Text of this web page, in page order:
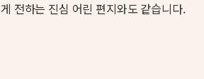
전하는 진심 어린 편지와도 같습니다.